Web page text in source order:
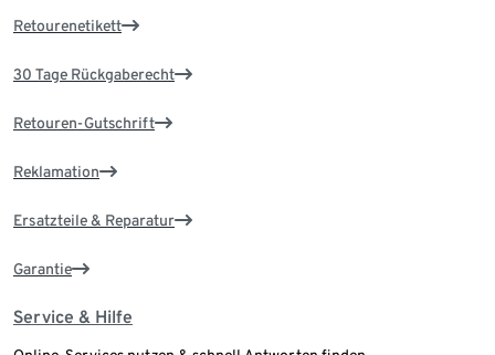
Retourenetikett
30 Tage Rückgaberecht
Retouren-Gutschrift
Reklamation
Ersatzteile & Reparatur
Garantie
Service & Hilfe